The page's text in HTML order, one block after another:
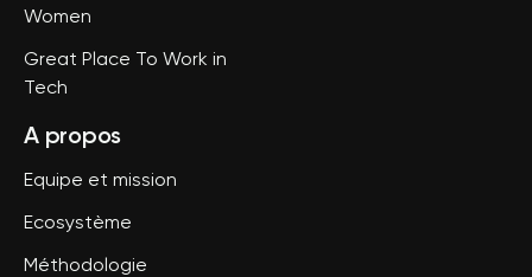
Women
Great Place To Work in
Tech
A propos
Equipe et mission
Ecosystème
Méthodologie